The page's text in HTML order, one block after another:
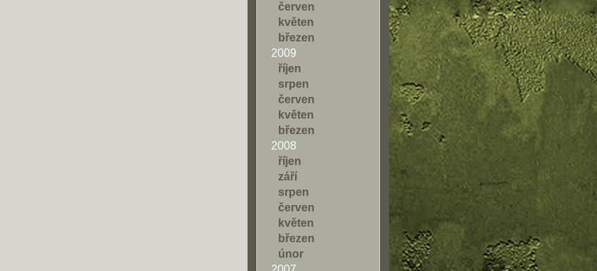
červen
květen
březen
2009
říjen
srpen
červen
květen
březen
2008
říjen
září
srpen
červen
květen
březen
únor